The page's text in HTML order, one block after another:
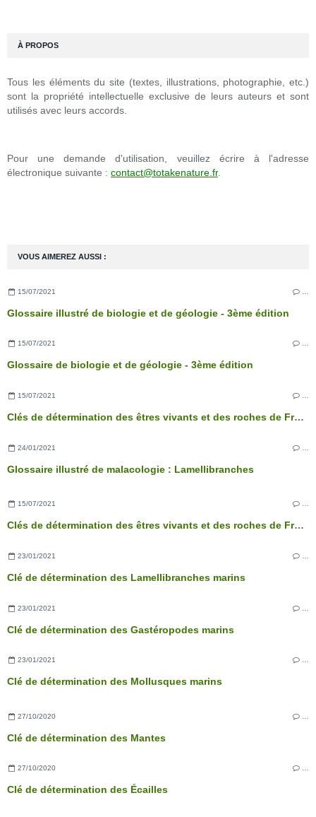
VOUS AIMEREZ AUSSI :
15/07/2021
Glossaire illustré de biologie et de géologie - 3ème édition
15/07/2021 …
Glossaire de biologie et de géologie - 3ème édition
15/07/2021
Clés de détermination des êtres vivants et des roches de France - 3ème édition
24/01/2021
Glossaire illustré de malacologie : Lamellibranches
15/07/2021 …
Clés de détermination des êtres vivants et des roches de France - 3ème édition
23/01/2021
Clé de détermination des Lamellibranches marins
23/01/2021
Clé de détermination des Gastéropodes marins
23/01/2021
Clé de détermination des Mollusques marins
27/10/2020
Clé de détermination des Mantes
27/10/2020 …
Clé de détermination des Écailles
À PROPOS
Tous les éléments du site (textes, illustrations, photographie, etc.)
sont la propriété intellectuelle exclusive de leurs auteurs et sont
utilisés avec leurs accords.
Pour une demande d'utilisation, veuillez écrire à l'adresse
électronique suivante : contact@totakenature.fr